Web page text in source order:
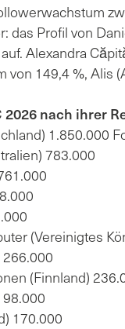
das Profil von
Alexandra
von 149,4 %, Alis
2026 nach ihrer
1.850.000
783.000
(Vereinigtes
(Finnland)
170.000